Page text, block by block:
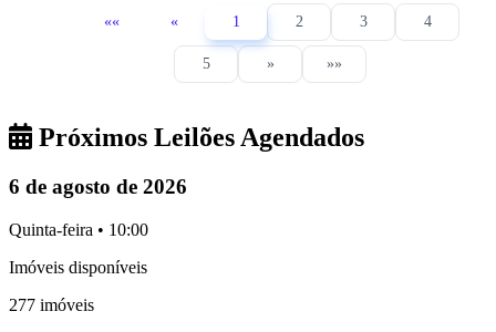
«« « 1 2 3 4
5 » »»
Próximos Leilões Agendados
6 de agosto de 2026
Quinta-feira • 10:00
Imóveis disponíveis
277 imóveis